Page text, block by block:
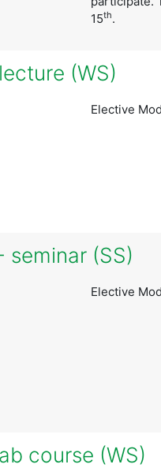
15th.
(WS)
Elective
seminar (SS)
Elective
course (WS)